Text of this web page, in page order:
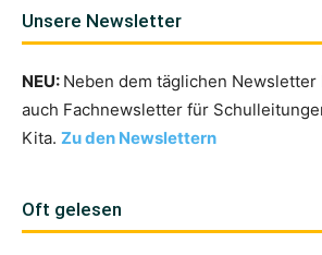
Unsere Newsletter
NEU: Neben dem täglichen
auch Fachnewsletter für
Kita. Zu den Newslettern
Oft gelesen